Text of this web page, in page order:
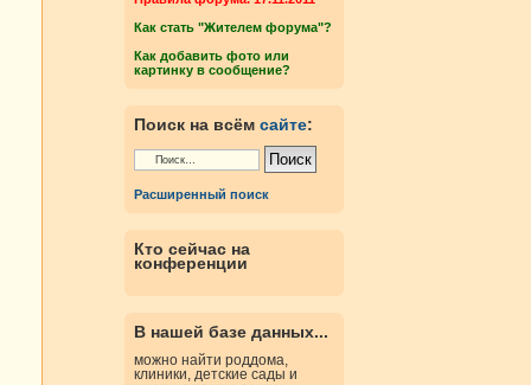
Как стать "Жителем форума"?
Как добавить фото или
картинку в сообщение?
Поиск на всём сайте:
Расширенный поиск
Кто сейчас на
конференции
В нашей базе данных...
можно найти роддома,
клиники, детские сады и